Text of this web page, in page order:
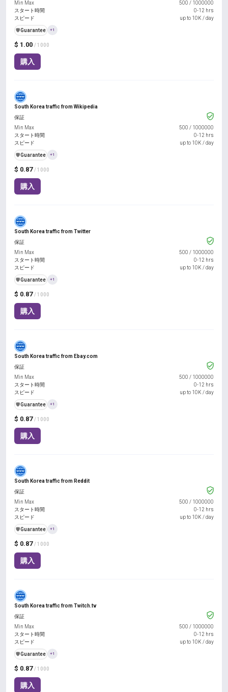
$ 1.00 / 1000
購入
Min Max 500 / 1000000
スタート時間
0-12 hrs
スピード
up to 10K / day
️🛡️Guarantee +1
South Korea traffic from Wikipedia
$ 0.87 / 1000
購入
保証
Min Max
500 / 1000000
スタート時間
0-12 hrs
スピード
up to 10K / day
️🛡️Guarantee +1
South Korea traffic from Twitter
$ 0.87 / 1000
購入
保証
Min Max
500 / 1000000
スタート時間
0-12 hrs
スピード
up to 10K / day
️🛡️Guarantee +1
South Korea traffic from Ebay.com
$ 0.87 / 1000
購入
保証
Min Max
500 / 1000000
スタート時間
0-12 hrs
スピード
up to 10K / day
️🛡️Guarantee +1
South Korea traffic from Reddit
$ 0.87 / 1000
購入
保証
Min Max
500 / 1000000
スタート時間
0-12 hrs
スピード
up to 10K / day
️🛡️Guarantee +1
South Korea traffic from Twitch.tv
$ 0.87 / 1000
購入
保証
Min Max
500 / 1000000
スタート時間
0-12 hrs
スピード
up to 10K / day
️🛡️Guarantee +1